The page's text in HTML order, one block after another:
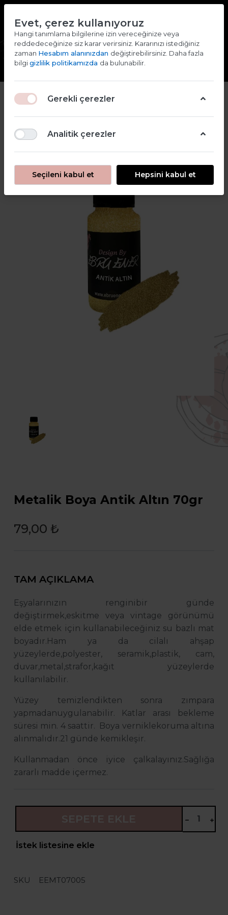
Giriş yap Kaydol
Metalik Boya Antik Altın 70gr
79,00 ₺
TAM AÇIKLAMA
Eşyalarınızın renginibir günde
değiştirmek,eskitme veya vintage görünümü
elde etmek için kullanabileceğiniz su bazlı mat
boyadır.Ham ya da cilalı ahşap
yüzeylerde,polyester, seramik,plastik, cam,
duvar,metal,strafor,kağıt yüzeylerde
kullanılabilir.
Yüzey temizlendikten sonra zımpara
yapmadanuygulanabilir.
Katlar arası bekleme
süresi min. 4 saattir. Boya verniklekoruma altına
alınmalıdır.21 günde kemikleşir.
Kullanmadan önce iyice çalkalayınız.Sağlığa
zararlı madde içermez.
İstek listesine ekle
SKU EEMT07005
Evet, çerez kullanıyoruz
Hangi tanımlama bilgilerine izin vereceğinize veya
reddedeceğinize siz karar verirsiniz. Kararınızı istediğiniz
zaman Hesabım alanınızdan değiştirebilirsiniz. Daha fazla
bilgigizlilik politikamızda da bulunabilir.
Gerekli çerezler
Analitik çerezler
Seçileni kabul et Hepsini kabul et